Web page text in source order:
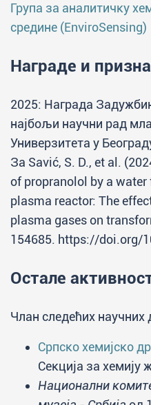
Група за аналитичку
средине (EnviroSensing)
Награде и
2025: Награда
најбољи научни рад
Универзитета у
За Savić, S. D., et al.
of propranolol by a
plasma reactor: The
plasma gases on
154685. https://doi.org/
Остале
Члан следећих научних
Српско хемијско
Секција за хемију
Национални